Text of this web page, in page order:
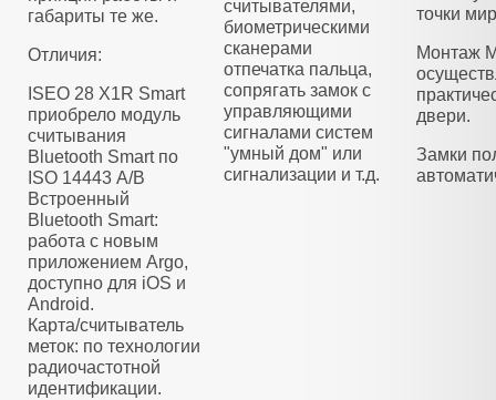
габариты те же.
Отличия:
ISEO 28 X1R Smart
приобрело модуль
считывания
Bluetooth Smart по
ISO 14443 А/B
Встроенный
Bluetooth Smart:
работа с новым
приложением Argo,
доступно для iOS и
Android.
Карта/считыватель
меток: по технологии
радиочастотной
идентификации.
считывателями,
биометрическими
сканерами
отпечатка пальца,
сопрягать замок с
управляющими
сигналами систем
"умный дом" или
сигнализации и т.д.
точки
Монтаж
двери.
Замки